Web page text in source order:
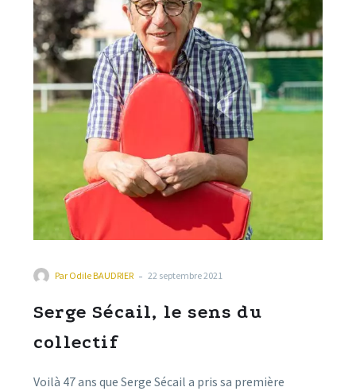
amour pour les 100 km de Millau.
Par Odile BAUDRIER - 22 septembre 2021
Serge Sécail, le sens du
collectif
Voilà 47 ans que Serge Sécail a pris sa première